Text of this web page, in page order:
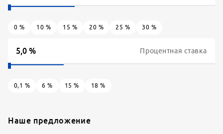
0 % 10 % 15 % 20 % 25 % 30 %
Процентная ставка
0,1 % 6 % 15 % 18 %
Наше предложение